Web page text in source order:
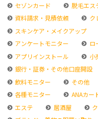
セゾンカード
脱毛エス
資料請求・見積依頼
ク
スキンケア・メイクアップ
アンケートモニター
ロ
アプリインストール
小
銀行・証券・その他口座開設
飲料モニター
その他
各種モニター
ANAカー
エステ
居酒屋